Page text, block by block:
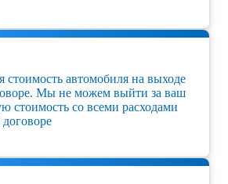
стоимость автомобиля на выходе
Мы не можем выйти за ваш
стоимость со всеми расходами